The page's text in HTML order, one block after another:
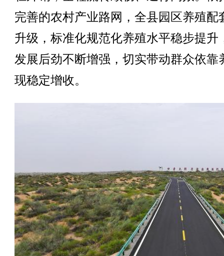
完善的农村产业路网，全县园区养殖配
升级，标准化规范化养殖水平稳步提升
发展后劲不断增强，切实带动群众依靠
现稳定增收。